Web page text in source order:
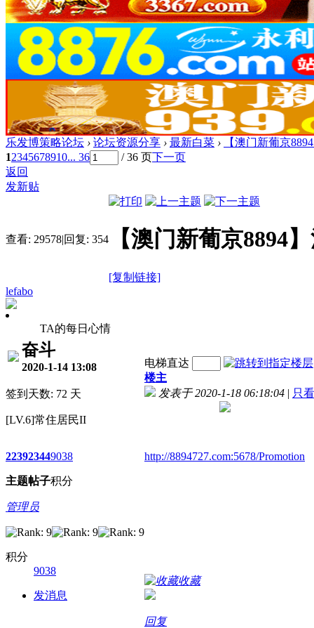
乐发博策略论坛 › 论坛资源分享 › 最新白菜 ›
【澳门新葡京
12345678910... 36 / 36 页下一页
返回
发新贴
查看: 29578|回复: 354 【澳门新葡京8894
[复制链接]
lefabo
TA的每日心情
奋斗
2020-1-14 13:08
签到天数: 72 天
[LV.6]常住居民II
2239
主题
2344
帖子
9038
积分
管理员
积分
9038
发消息
电梯直达
楼主
发表于 2020-1-18 06:18:04 | 只
http://8894727.com:5678/Promotion
收藏
回复